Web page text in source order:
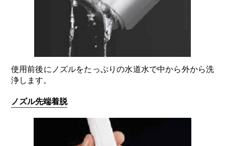
使用前後にノズルをたっぷりの水道水で中から外から洗
浄します。
ノズル先端着脱